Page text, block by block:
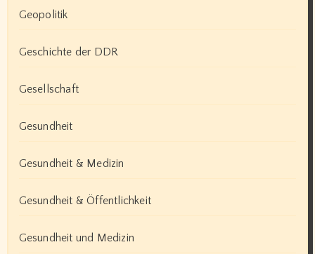
Geopolitik
Geschichte der DDR
Gesellschaft
Gesundheit
Gesundheit & Medizin
Gesundheit & Öffentlichkeit
Gesundheit und Medizin